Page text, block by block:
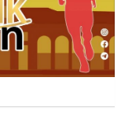
della stagione